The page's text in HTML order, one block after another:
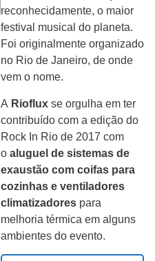
reconhecidamente, o maior
festival musical do planeta.
Foi originalmente organizado
no Rio de Janeiro, de onde
vem o nome.
A Rioflux se orgulha em ter
contribuído com a edição do
Rock In Rio de 2017 com
o aluguel de sistemas de
exaustão com coifas para
cozinhas e ventiladores
climatizadores para
melhoria térmica em alguns
ambientes do evento.